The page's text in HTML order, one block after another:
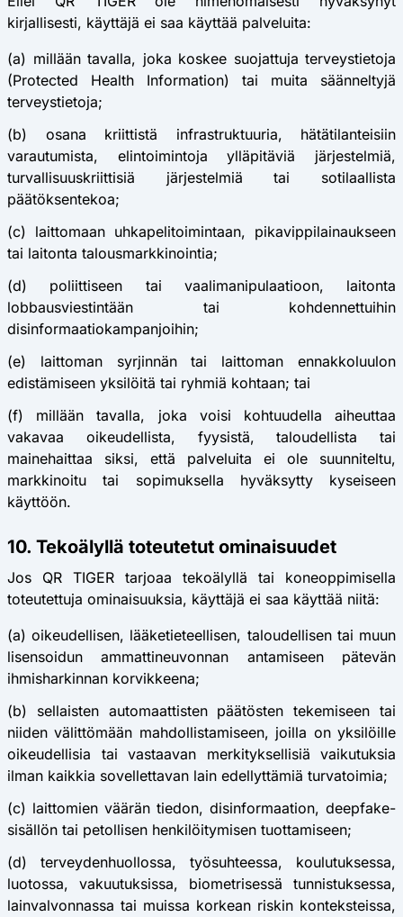
kirjallisesti, käyttäjä ei saa käyttää palveluita:
(a) millään tavalla, joka koskee suojattuja terveystietoja
(Protected Health Information) tai muita säänneltyjä
terveystietoja;
(b) osana kriittistä infrastruktuuria, hätätilanteisiin
varautumista, elintoimintoja ylläpitäviä järjestelmiä,
turvallisuuskriittisiä järjestelmiä tai sotilaallista
päätöksentekoa;
(c) laittomaan uhkapelitoimintaan, pikavippilainaukseen
tai laitonta talousmarkkinointia;
(d) poliittiseen tai vaalimanipulaatioon, laitonta
lobbausviestintään tai kohdennettuihin
disinformaatiokampanjoihin;
(e) laittoman syrjinnän tai laittoman ennakkoluulon
edistämiseen yksilöitä tai ryhmiä kohtaan; tai
(f) millään tavalla, joka voisi kohtuudella aiheuttaa
vakavaa oikeudellista, fyysistä, taloudellista tai
mainehaittaa siksi, että palveluita ei ole suunniteltu,
markkinoitu tai sopimuksella hyväksytty kyseiseen
käyttöön.
10. Tekoälyllä toteutetut ominaisuudet
Jos QR TIGER tarjoaa tekoälyllä tai koneoppimisella
toteutettuja ominaisuuksia, käyttäjä ei saa käyttää niitä:
(a) oikeudellisen, lääketieteellisen, taloudellisen tai muun
lisensoidun ammattineuvonnan antamiseen pätevän
ihmisharkinnan korvikkeena;
(b) sellaisten automaattisten päätösten tekemiseen tai
niiden välittömään mahdollistamiseen, joilla on yksilöille
oikeudellisia tai vastaavan merkityksellisiä vaikutuksia
ilman kaikkia sovellettavan lain edellyttämiä turvatoimia;
(c) laittomien väärän tiedon, disinformaation, deepfake-
sisällön tai petollisen henkilöitymisen tuottamiseen;
(d) terveydenhuollossa, työsuhteessa, koulutuksessa,
luotossa, vakuutuksissa, biometrisessä tunnistuksessa,
lainvalvonnassa tai muissa korkean riskin konteksteissa,